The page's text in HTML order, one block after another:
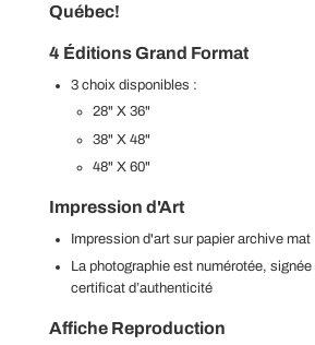
Québec!
4 Éditions Grand Format
3 choix disponibles :
28" X 36"
38" X 48"
48" X 60"
Impression d'Art
Impression d'art sur papier archive mat
La photographie est numérotée,
certificat d’authenticité
Affiche Reproduction